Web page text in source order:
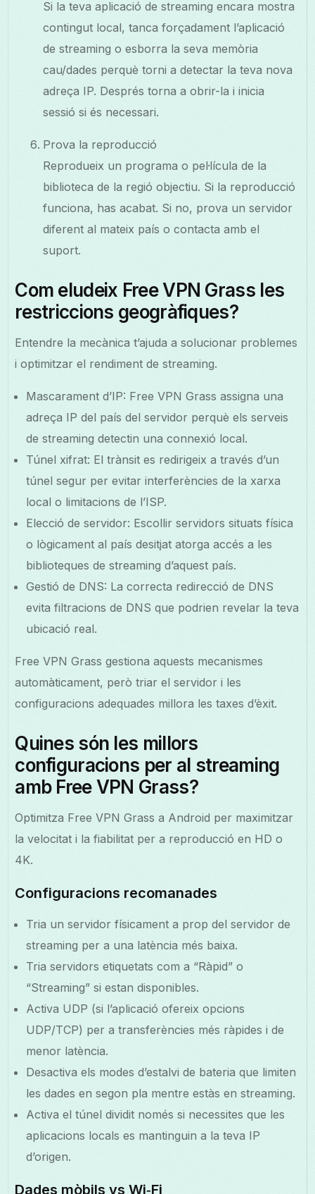
Si la teva aplicació de streaming encara mostra
contingut local, tanca forçadament l’aplicació
de streaming o esborra la seva memòria
cau/dades perquè torni a detectar la teva nova
adreça IP. Després torna a obrir-la i inicia
sessió si és necessari.
Prova la reproducció
Reprodueix un programa o pel·lícula de la
biblioteca de la regió objectiu. Si la reproducció
funciona, has acabat. Si no, prova un servidor
diferent al mateix país o contacta amb el
suport.
Com eludeix Free VPN Grass les
restriccions geogràfiques?
Entendre la mecànica t’ajuda a solucionar problemes
i optimitzar el rendiment de streaming.
Mascarament d’IP: Free VPN Grass assigna una
adreça IP del país del servidor perquè els serveis
de streaming detectin una connexió local.
Túnel xifrat: El trànsit es redirigeix a través d’un
túnel segur per evitar interferències de la xarxa
local o limitacions de l’ISP.
Elecció de servidor: Escollir servidors situats física
o lògicament al país desitjat atorga accés a les
biblioteques de streaming d’aquest país.
Gestió de DNS: La correcta redirecció de DNS
evita filtracions de DNS que podrien revelar la teva
ubicació real.
Free VPN Grass gestiona aquests mecanismes
automàticament, però triar el servidor i les
configuracions adequades millora les taxes d’èxit.
Quines són les millors
configuracions per al streaming
amb Free VPN Grass?
Optimitza Free VPN Grass a Android per maximitzar
la velocitat i la fiabilitat per a reproducció en HD o
4K.
Configuracions recomanades
Tria un servidor físicament a prop del servidor de
streaming per a una latència més baixa.
Tria servidors etiquetats com a “Ràpid” o
“Streaming” si estan disponibles.
Activa UDP (si l’aplicació ofereix opcions
UDP/TCP) per a transferències més ràpides i de
menor latència.
Desactiva els modes d’estalvi de bateria que limiten
les dades en segon pla mentre estàs en streaming.
Activa el túnel dividit només si necessites que les
aplicacions locals es mantinguin a la teva IP
d’origen.
Dades mòbils vs Wi‑Fi